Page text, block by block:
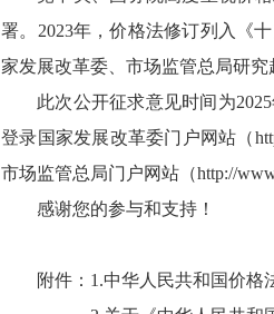
署。2023年，价格法修订列入《
家发展改革委、市场监管总局研
此次公开征求意见时间为
登录国家发展改革委门户网站（
市场监管总局门户网站（http://
感谢您的参与和支持！
附件：1.中华人民共和国价格